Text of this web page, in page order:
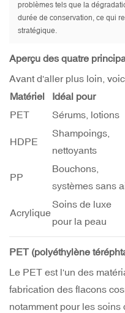
problèmes tels que la
durée de conservation, ce qui
stratégique.
Aperçu des quatre
Avant d'aller plus loin,
Matériel
Idéal pour
PET
Sérums, lotions
HDPE
Shampoings,
nettoyants
PP
Bouchons,
systèmes sans
Acrylique
Soins de luxe
pour la peau
PET (polyéthylène
Le PET est l'un des
fabrication des flacons
notamment pour les